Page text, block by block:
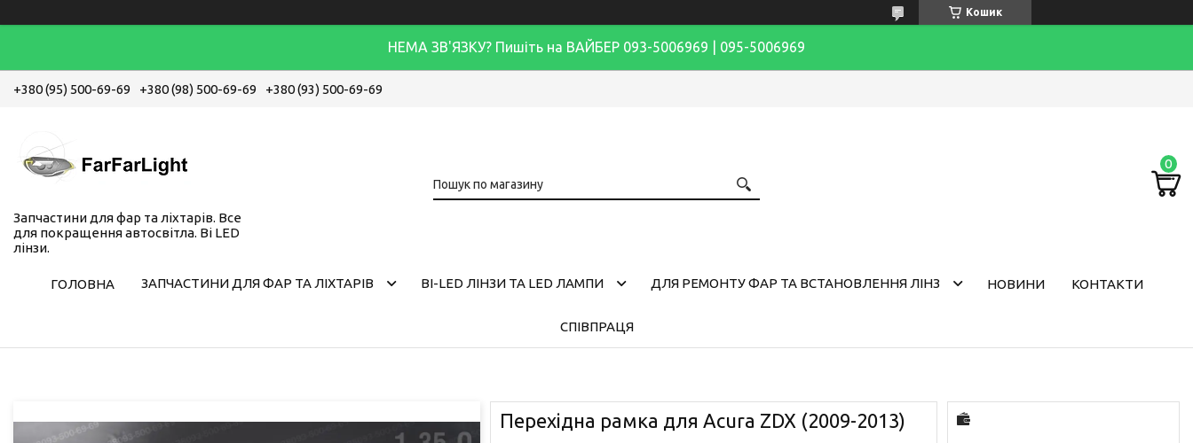
Кошик
НЕМА ЗВ'ЯЗКУ? Пишіть на ВАЙБЕР 093-5006969 | 095-5006969
+380 (95) 500-69-69 +380 (98) 500-69-69 +380 (93) 500-69-69
Запчастини для фар та ліхтарів. Все
для покращення автосвітла. Bi LED
лінзи.
ГОЛОВНА ЗАПЧАСТИНИ ДЛЯ ФАР ТА ЛІХТАРІВ BI-LED ЛІНЗИ ТА LED ЛАМПИ ДЛЯ РЕМОНТУ ФАР ТА ВСТАНОВЛЕННЯ ЛІНЗ НОВИНИ КОНТАКТИ
СПІВПРАЦЯ
Перехідна рамка для Acura ZDX (2009-2013)